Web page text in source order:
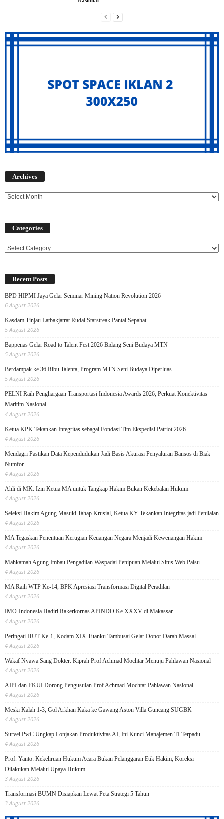
Archives
Categories
Categories
Recent Posts
BPD HIPMI Jaya Gelar Seminar Mining Nation Revolution 2026
6 August 2026
Kasdam Tinjau Latbakjatrat Rudal Starstreak Pantai Sepahat
5 August 2026
Bappenas Gelar Road to Talent Fest 2026 Bidang Seni Budaya MTN
5 August 2026
Berdampak ke 36 Ribu Talenta, Program MTN Seni Budaya Diperluas
5 August 2026
PELNI Raih Penghargaan Transportasi Indonesia Awards 2026, Perkuat Konektivitas
Maritim Nasional
4 August 2026
Ketua KPK Tekankan Integritas sebagai Fondasi Tim Ekspedisi Patriot 2026
4 August 2026
Mendagri Pastikan Data Kependudukan Jadi Basis Akurasi Penyaluran Bansos di Biak
Numfor
4 August 2026
Ahli di MK: Izin Ketua MA untuk Tangkap Hakim Bukan Kekebalan Hukum
4 August 2026
Seleksi Hakim Agung Masuki Tahap Krusial, Ketua KY Tekankan Integritas jadi Penilaian
4 August 2026
MA Tegaskan Penentuan Kerugian Keuangan Negara Menjadi Kewenangan Hakim
4 August 2026
Mahkamah Agung Imbau Pengadilan Waspadai Penipuan Melalui Situs Web Palsu
4 August 2026
MA Raih WTP Ke-14, BPK Apresiasi Transformasi Digital Peradilan
4 August 2026
IMO-Indonesia Hadiri Rakerkornas APINDO Ke XXXV di Makassar
4 August 2026
Peringati HUT Ke-1, Kodam XIX Tuanku Tambusai Gelar Donor Darah Massal
4 August 2026
Wakaf Nyawa Sang Dokter: Kiprah Prof Achmad Mochtar Menuju Pahlawan Nasional
4 August 2026
AIPI dan FKUI Dorong Pengusulan Prof Achmad Mochtar Pahlawan Nasional
4 August 2026
Meski Kalah 1-3, Gol Arkhan Kaka ke Gawang Aston Villa Guncang SUGBK
4 August 2026
Survei PwC Ungkap Lonjakan Produktivitas AI, Ini Kunci Manajemen TI Terpadu
4 August 2026
Prof. Yanto: Kekeliruan Hukum Acara Bukan Pelanggaran Etik Hakim, Koreksi
Dilakukan Melalui Upaya Hukum
3 August 2026
Transformasi BUMN Disiapkan Lewat Peta Strategi 5 Tahun
3 August 2026